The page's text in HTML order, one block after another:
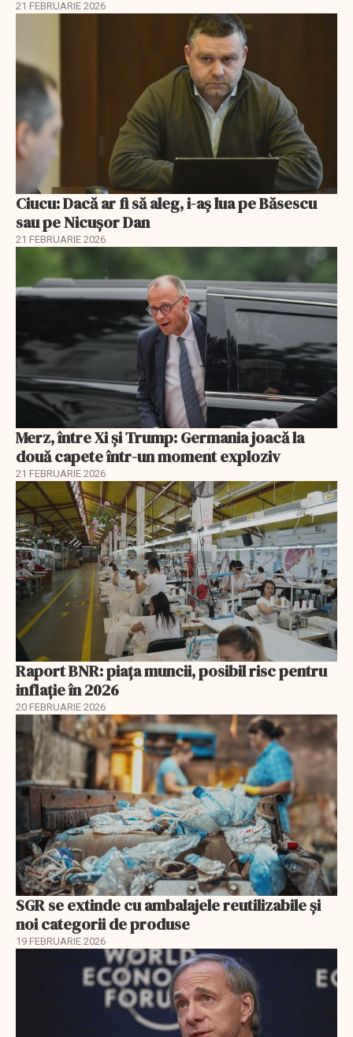
21 FEBRUARIE 2026
Ciucu: Dacă ar fi să aleg, i-aș lua pe Băsescu
sau pe Nicușor Dan
21 FEBRUARIE 2026
Merz, între Xi și Trump: Germania joacă la
două capete într-un moment exploziv
21 FEBRUARIE 2026
Raport BNR: piața muncii, posibil risc pentru
inflație în 2026
20 FEBRUARIE 2026
SGR se extinde cu ambalajele reutilizabile și
noi categorii de produse
19 FEBRUARIE 2026